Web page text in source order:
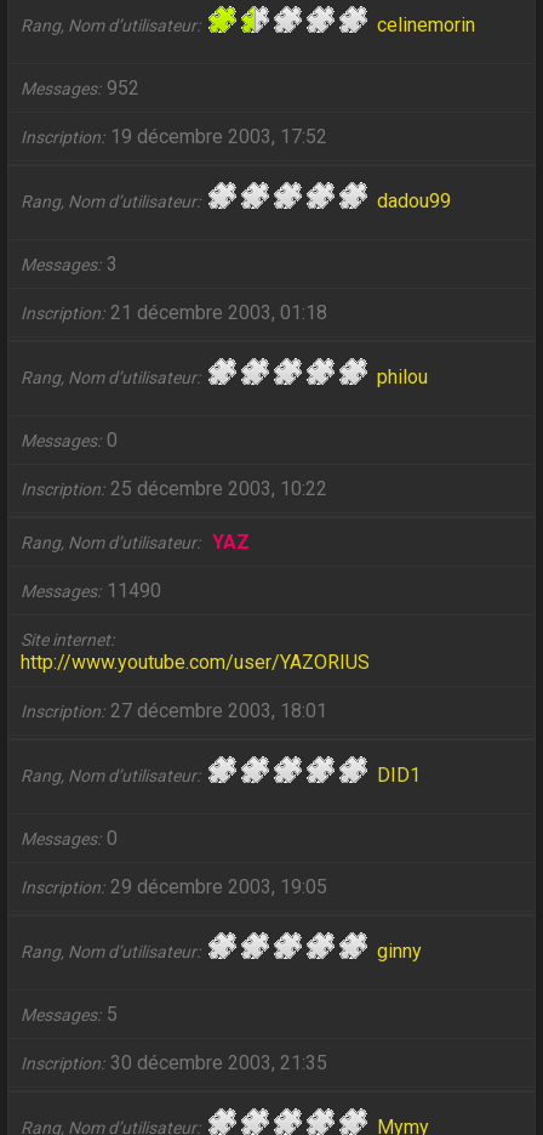
Rang, Nom d’utilisateur celinemorin
Messages 952
Inscription 19 décembre 2003, 17:52
Rang, Nom d’utilisateur dadou99
Messages 3
Inscription 21 décembre 2003, 01:18
Rang, Nom d’utilisateur philou
Messages 0
Inscription 25 décembre 2003, 10:22
Rang, Nom d’utilisateur YAZ
Messages 11490
Site internet
http://www.youtube.com/user/YAZORIUS
Inscription 27 décembre 2003, 18:01
Rang, Nom d’utilisateur DID1
Messages 0
Inscription 29 décembre 2003, 19:05
Rang, Nom d’utilisateur ginny
Messages 5
Inscription 30 décembre 2003, 21:35
Rang, Nom d’utilisateur Mymy